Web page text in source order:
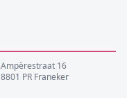
Ampèrestraat 16
8801 PR Franeker